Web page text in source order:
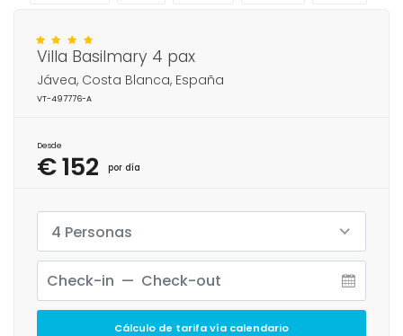
Villa Basilmary 4 pax
Jávea, Costa Blanca, España
VT-497776-A
Desde
€ 152 por día
4 Personas
Cálculo de tarifa vía calendario